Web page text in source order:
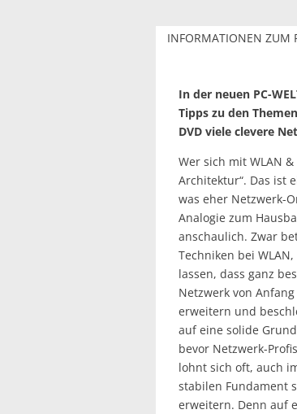
INFORMATIONEN ZUM
In der neuen PC-
Tipps zu den
DVD viele clevere
Wer sich mit WLAN
Architektur“. Das ist
was eher Netzwerk-
Analogie zum
anschaulich. Zwar
Techniken bei
lassen, dass ganz
Netzwerk von
erweitern und
auf eine solide
bevor Netzwerk-
lohnt sich oft, auch
stabilen Fundament
erweitern. Denn auf